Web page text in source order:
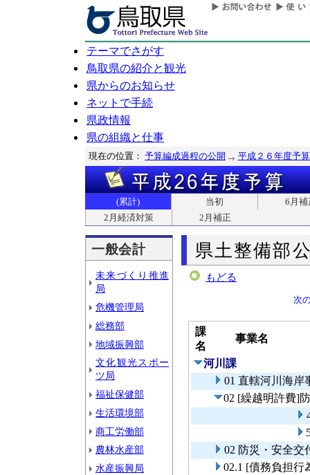
テーマでさがす
鳥取県の紹介と観光
県からのお知らせ
ネットで手続
県政情報
県の組織と仕事
現在の位置： 予算編成過程の公開 平成２６年度予算
(累計) 当初
6月補
2月経済対策
2月補正
一般会計
未来づくり推進
局
危機管理局
総務部
地域振興部
文化観光スポー
ツ局
福祉保健部
生活環境部
商工労働部
農林水産部
水産振興局
県土整備部
もどる
次
課
名
事業名
河川課
01 直轄河川海岸
02 [繰越明許費]
02 防災・安全交
02.1 [債務負担